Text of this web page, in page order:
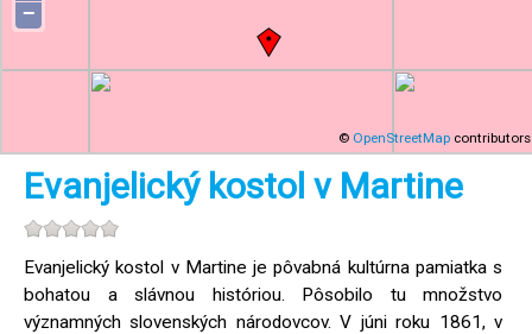
−
© OpenStreetMap contributors
Evanjelický kostol v Martine
Evanjelický kostol v Martine je pôvabná kultúrna pamiatka s
bohatou a slávnou históriou. Pôsobilo tu množstvo
významných slovenských národovcov. V júni roku 1861, v